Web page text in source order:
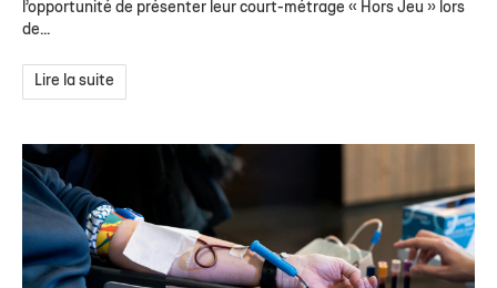
l’opportunité de présenter leur court-métrage « Hors Jeu » lors
de...
Lire la suite